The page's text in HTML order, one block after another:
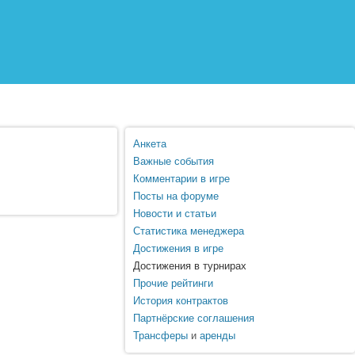
Анкета
Важные события
Комментарии в игре
Посты на форуме
Новости и статьи
Статистика менеджера
Достижения в игре
Достижения в турнирах
Прочие рейтинги
История контрактов
Партнёрские соглашения
Трансферы и аренды